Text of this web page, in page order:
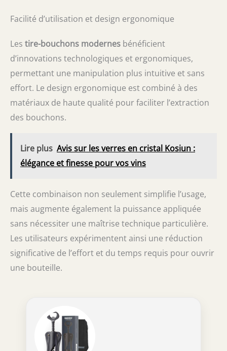
Facilité d’utilisation et design ergonomique
Les tire-bouchons modernes bénéficient
d’innovations technologiques et ergonomiques,
permettant une manipulation plus intuitive et sans
effort. Le design ergonomique est combiné à des
matériaux de haute qualité pour faciliter l’extraction
des bouchons.
Lire plus Avis sur les verres en cristal Kosiun :
élégance et finesse pour vos vins
Cette combinaison non seulement simplifie l’usage,
mais augmente également la puissance appliquée
sans nécessiter une maîtrise technique particulière.
Les utilisateurs expérimentent ainsi une réduction
significative de l’effort et du temps requis pour ouvrir
une bouteille.